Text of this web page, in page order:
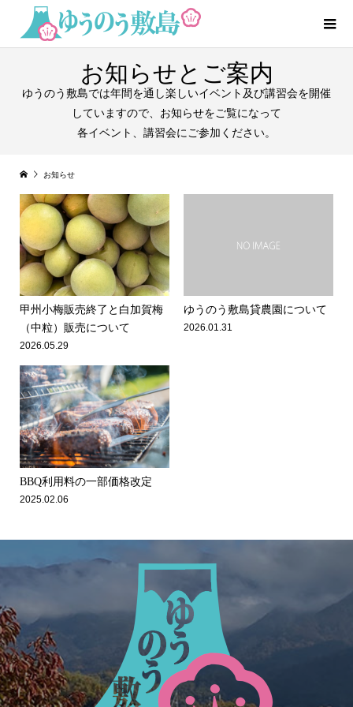
お知らせとご案内
ゆうのう敷島では年間を通し楽しいイベント及び講習会を開催
していますので、お知らせをご覧になって
各イベント、講習会にご参加ください。
お知らせ
甲州小梅販売終了と白加賀梅
（中粒）販売について
2026.05.29
ゆうのう敷島貸農園について
2026.01.31
BBQ利用料の一部価格改定
2025.02.06